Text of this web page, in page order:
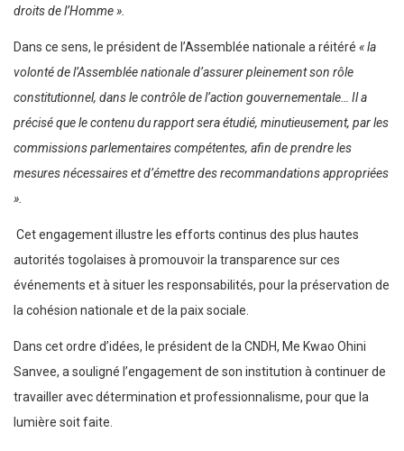
droits de l’Homme ».
Dans ce sens, le président de l’Assemblée nationale a réitéré « la
volonté de l’Assemblée nationale d’assurer pleinement son rôle
constitutionnel, dans le contrôle de l’action gouvernementale… Il a
précisé que le contenu du rapport sera étudié, minutieusement, par les
commissions parlementaires compétentes, afin de prendre les
mesures nécessaires et d’émettre des recommandations appropriées
».
Cet engagement illustre les efforts continus des plus hautes
autorités togolaises à promouvoir la transparence sur ces
événements et à situer les responsabilités, pour la préservation de
la cohésion nationale et de la paix sociale.
Dans cet ordre d’idées, le président de la CNDH, Me Kwao Ohini
Sanvee, a souligné l’engagement de son institution à continuer de
travailler avec détermination et professionnalisme, pour que la
lumière soit faite.